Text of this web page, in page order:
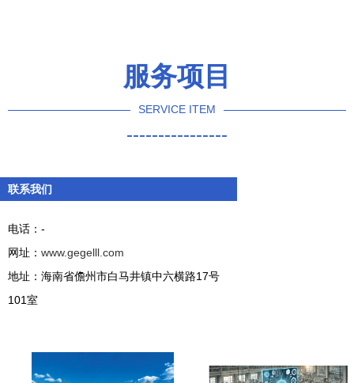
服务项目
SERVICE ITEM
----------------
联系我们
电话：-
网址： www.gegelll.com
地址：海南省儋州市白马井镇中六横路17号
101室